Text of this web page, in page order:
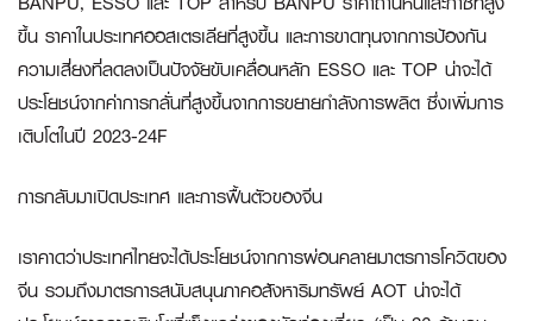
ขึ้น ราคาในประเทศออสเตรเลียที่สูงขึ้น และการขาดทุนจากการป้องกัน
ความเสี่ยงที่ลดลงเป็นปัจจัยขับเคลื่อนหลัก ESSO และ TOP น่าจะได้
ประโยชน์จากค่าการกลั่นที่สูงขึ้นจากการขยายกำลังการผลิต ซึ่งเพิ่มการ
เติบโตในปี 2023-24F
การกลับมาเปิดประเทศ และการฟื้นตัวของจีน
เราคาดว่าประเทศไทยจะได้ประโยชน์จากการผ่อนคลายมาตรการโควิดของ
จีน รวมถึงมาตรการสนับสนุนภาคอสังหาริมทรัพย์ AOT น่าจะได้